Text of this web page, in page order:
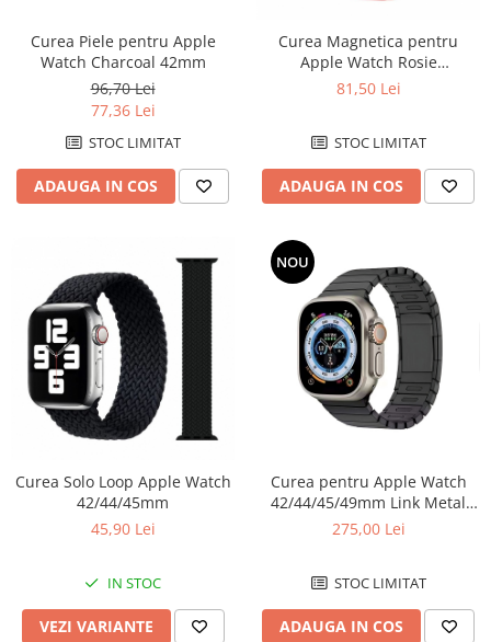
Curea Piele pentru Apple
Watch Charcoal 42mm
96,70 Lei
77,36 Lei
STOC LIMITAT
ADAUGA IN COS
Curea Magnetica pentru
Apple Watch Rosie
42/44/45mm
81,50 Lei
STOC LIMITAT
ADAUGA IN COS
Curea Solo Loop Apple Watch
42/44/45mm
45,90 Lei
IN STOC
VEZI VARIANTE
NOU
Curea pentru Apple Watch
42/44/45/49mm Link Metal
Bracelet Negru
275,00 Lei
STOC LIMITAT
ADAUGA IN COS